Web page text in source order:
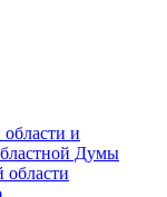
и
Думы
области